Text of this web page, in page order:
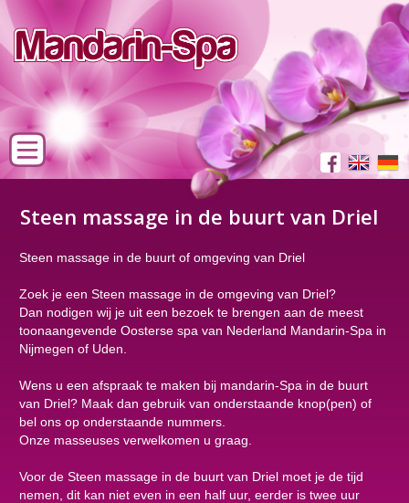
Steen massage in de buurt van Driel
Steen massage in de buurt of omgeving van Driel
Zoek je een Steen massage in de omgeving van Driel?
Dan nodigen wij je uit een bezoek te brengen aan de meest
toonaangevende Oosterse spa van Nederland Mandarin-Spa in
Nijmegen of Uden.
Wens u een afspraak te maken bij mandarin-Spa in de buurt
van Driel? Maak dan gebruik van onderstaande knop(pen) of
bel ons op onderstaande nummers.
Onze masseuses verwelkomen u graag.
Voor de Steen massage in de buurt van Driel moet je de tijd
nemen, dit kan niet even in een half uur, eerder is twee uur